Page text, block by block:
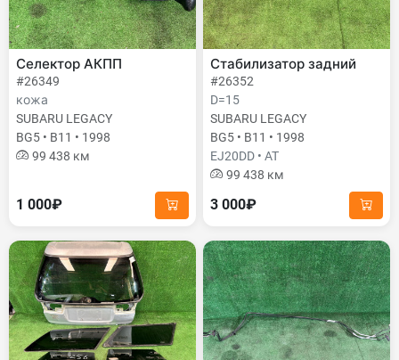
Селектор АКПП
#26349
кожа
SUBARU LEGACY
BG5 • B11 • 1998
99 438 км
1 000₽
Стабилизатор задний
#26352
D=15
SUBARU LEGACY
BG5 • B11 • 1998
EJ20DD • AT
99 438 км
3 000₽